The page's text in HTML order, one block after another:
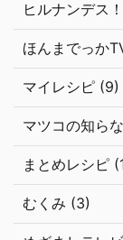
ヒルナンデス
ほんまでっか
マイレシピ (9)
マツコの知ら
まとめレシピ
むくみ (3)